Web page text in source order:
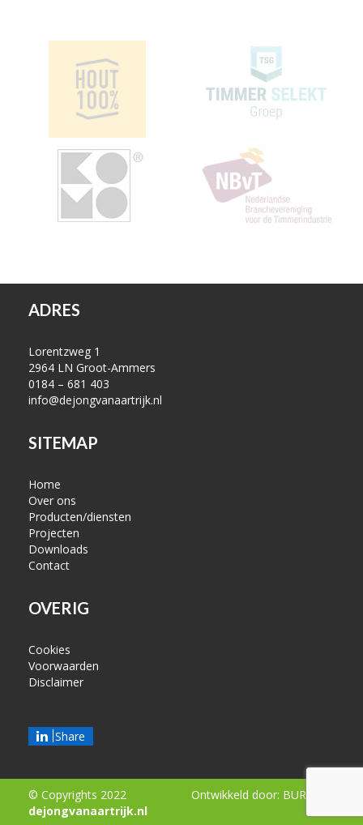
ADRES
Lorentzweg 1
2964 LN Groot-Ammers
0184 – 681 403
info@dejongvanaartrijk.nl
SITEMAP
Home
Over ons
Producten/diensten
Projecten
Downloads
Contact
OVERIG
Cookies
Voorwaarden
Disclaimer
Share
© Copyrights 2022
dejongvanaartrijk.nl
Ontwikkeld door: BURO210